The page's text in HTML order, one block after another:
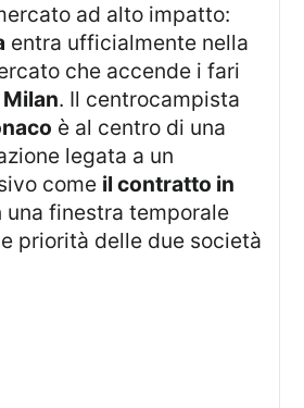
ad alto impatto:
entra ufficialmente nella
che accende i fari
Milan. Il centrocampista
è al centro di una
legata a un
come il contratto in
una finestra temporale
priorità delle due società